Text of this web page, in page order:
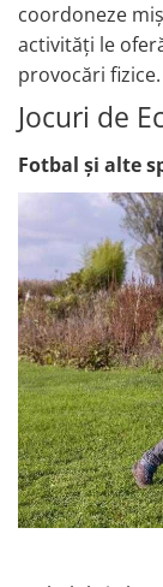
coordoneze
activități le
provocări fizice.
Jocuri de
Fotbal și alte